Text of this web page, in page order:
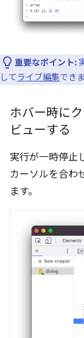
重要なポイント:
してライブ編集できま
ホバー時に
ビューする
実行が一時停止
カーソルを合わ
ます。